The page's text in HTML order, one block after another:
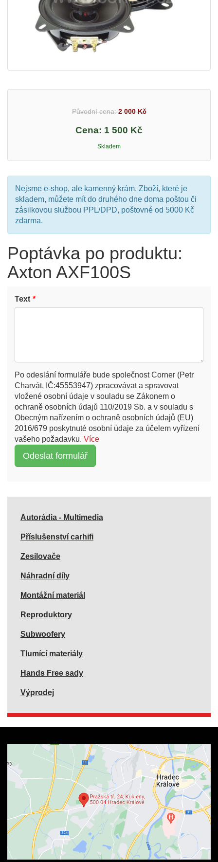
Původní cena: 2 000 Kč
Cena: 1 500 Kč
Skladem
Nejsme e-shop, ale kamenný krám. Zboží, které je
skladem, můžete mít do druhého dne doma poštou či
zásilkovou službou PPL/DPD, poštovné od 5000 Kč
zdarma.
Poptávka po produktu:
Axton AXF100S
Text
Po odeslání formuláře bude společnost Corner (Petr
Charvát, IČ:45553947) zpracovávat a spravovat
vložené osobní údaje v souladu se Zákonem o
ochraně osobních údajů 110/2019 Sb. a v souladu s
Obecným nařízením o ochraně osobních údajů (EU)
2016/679 poskytnuté osobní údaje za účelem vyřízení
vašeho požadavku. Více
Autorádia - Multimedia
Příslušenství carhifi
Zesilovače
Náhradní díly
Montážní materiál
Reproduktory
Subwoofery
Tlumící materiály
Hands Free sady
Výprodej